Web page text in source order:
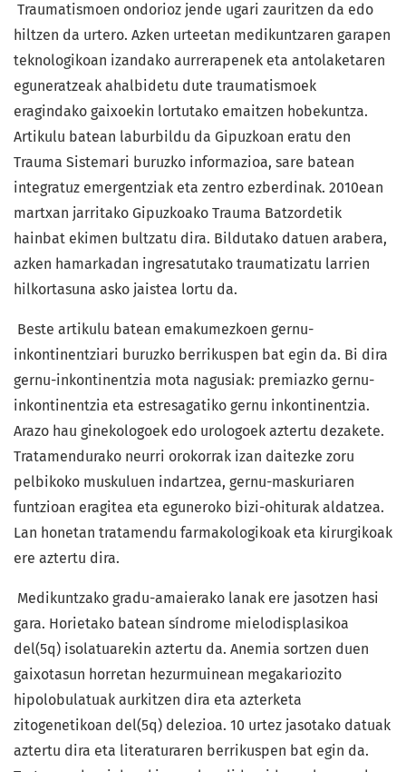
Traumatismoen ondorioz jende ugari zauritzen da edo
hiltzen da urtero. Azken urteetan medikuntzaren garapen
teknologikoan izandako aurrerapenek eta antolaketaren
eguneratzeak ahalbidetu dute traumatismoek
eragindako gaixoekin lortutako emaitzen hobekuntza.
Artikulu batean laburbildu da Gipuzkoan eratu den
Trauma Sistemari buruzko informazioa, sare batean
integratuz emergentziak eta zentro ezberdinak. 2010ean
martxan jarritako Gipuzkoako Trauma Batzordetik
hainbat ekimen bultzatu dira. Bildutako datuen arabera,
azken hamarkadan ingresatutako traumatizatu larrien
hilkortasuna asko jaistea lortu da.
Beste artikulu batean emakumezkoen gernu-
inkontinentziari buruzko berrikuspen bat egin da. Bi dira
gernu-inkontinentzia mota nagusiak: premiazko gernu-
inkontinentzia eta estresagatiko gernu inkontinentzia.
Arazo hau ginekologoek edo urologoek aztertu dezakete.
Tratamendurako neurri orokorrak izan daitezke zoru
pelbikoko muskuluen indartzea, gernu-maskuriaren
funtzioan eragitea eta eguneroko bizi-ohiturak aldatzea.
Lan honetan tratamendu farmakologikoak eta kirurgikoak
ere aztertu dira.
Medikuntzako gradu-amaierako lanak ere jasotzen hasi
gara. Horietako batean síndrome mielodisplasikoa
del(5q) isolatuarekin aztertu da. Anemia sortzen duen
gaixotasun horretan hezurmuinean megakariozito
hipolobulatuak aurkitzen dira eta azterketa
zitogenetikoan del(5q) delezioa. 10 urtez jasotako datuak
aztertu dira eta literaturaren berrikuspen bat egin da.